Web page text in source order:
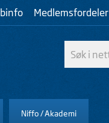
Medlemsfordeler
Niffo / Akademi